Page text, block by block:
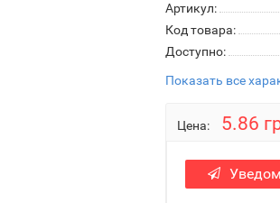
Артикул:
Код товара:
Доступно:
Показать все
Цена: 5.86